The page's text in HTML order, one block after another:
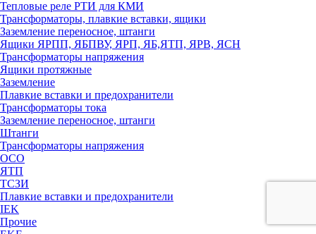
Тепловые реле РTИ для КМИ
Трансформаторы, плавкие вставки, ящики
Заземление переносное, штанги
Ящики ЯРПП, ЯБПВУ, ЯРП, ЯБ,ЯТП, ЯРВ, ЯСН
Трансформаторы напряжения
Ящики протяжные
Заземление
Плавкие вставки и предохранители
Трансформаторы тока
Заземление переносное, штанги
Штанги
Трансформаторы напряжения
ОСО
ЯТП
ТСЗИ
Плавкие вставки и предохранители
IEK
Прочие